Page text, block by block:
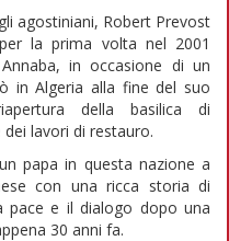
agostiniani, Robert Prevost
la prima volta nel 2001
in occasione di un
in Algeria alla fine del suo
della basilica di
lavori di restauro.
papa in questa nazione a
con una ricca storia di
e il dialogo dopo una
30 anni fa.